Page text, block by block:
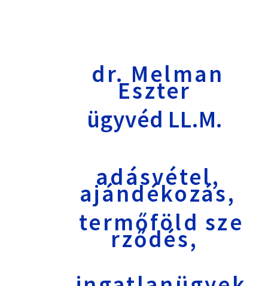
dr. Melman
Eszter
ügyvéd LL.M.
adásvétel,
ajándékozás,
termőföld sze
rződés,